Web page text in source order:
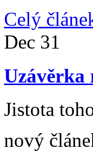
Celý
Dec 31
Uzávěrka
Jistota
nový